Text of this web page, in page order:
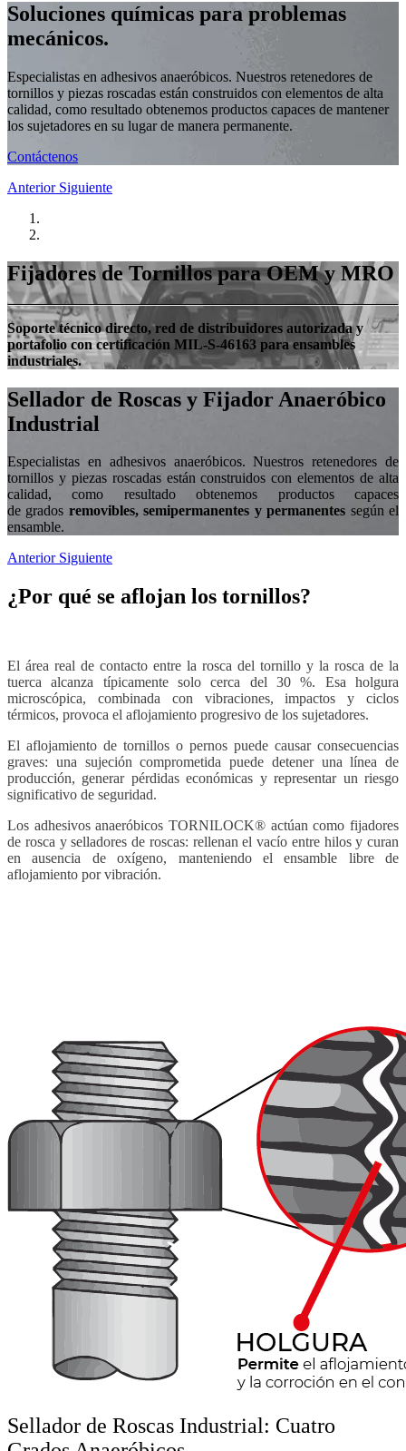
Soluciones químicas para problemas
mecánicos.
Especialistas en adhesivos anaeróbicos. Nuestros retenedores de
tornillos y piezas roscadas están construidos con elementos de alta
calidad, como resultado obtenemos productos capaces de mantener
los sujetadores en su lugar de manera permanente.
Contáctenos
Anterior Siguiente
Fijadores de Tornillos para OEM y MRO
Soporte técnico directo, red de distribuidores autorizada y
portafolio con certificación MIL-S-46163 para ensambles
industriales.
Sellador de Roscas y Fijador Anaeróbico
Industrial
Especialistas en adhesivos anaeróbicos. Nuestros retenedores de
tornillos y piezas roscadas están construidos con elementos de alta
calidad, como resultado obtenemos productos capaces
de grados removibles, semipermanentes y permanentes según el
ensamble.
Anterior Siguiente
¿Por qué se aflojan los tornillos?
El área real de contacto entre la rosca del tornillo y la rosca de la
tuerca alcanza típicamente solo cerca del 30 %. Esa holgura
microscópica, combinada con vibraciones, impactos y ciclos
térmicos, provoca el aflojamiento progresivo de los sujetadores.
El aflojamiento de tornillos o pernos puede causar consecuencias
graves: una sujeción comprometida puede detener una línea de
producción, generar pérdidas económicas y representar un riesgo
significativo de seguridad.
Los adhesivos anaeróbicos TORNILOCK® actúan como fijadores
de rosca y selladores de roscas: rellenan el vacío entre hilos y curan
en ausencia de oxígeno, manteniendo el ensamble libre de
aflojamiento por vibración.
Sellador de Roscas Industrial: Cuatro